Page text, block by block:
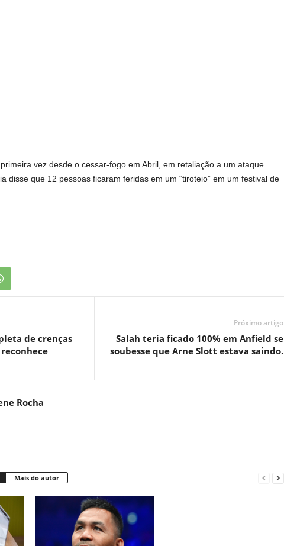
vez desde o cessar-fogo em Abril, em retaliação a um ataque
disse que 12 pessoas ficaram feridas em um “tiroteio” ​​em um festival de
de crenças
Próximo artigo
Salah teria ficado 100% em Anfield se
soubesse que Arne Slott estava saindo.
Rocha
Mais do autor